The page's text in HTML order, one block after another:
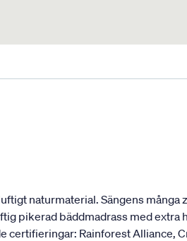
naturmaterial. Sängens
pikerad bäddmadrass med
certifieringar: Rainforest Alliance,